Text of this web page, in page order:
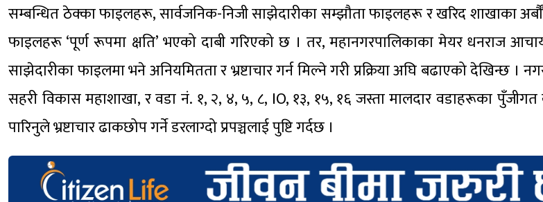
सम्बन्धित ठेक्का फाइलहरू, सार्वजनिक-निजी साझेदारीका सम्झौता फाइलहरू र खरिद शाखाका
फाइलहरू ‘पूर्ण रूपमा क्षति’ भएको दाबी गरिएको छ । तर, महानगरपालिकाका मेयर धनराज
साझेदारीका फाइलमा भने अनियमितता र भ्रष्टाचार गर्न मिल्ने गरी प्रक्रिया अघि बढाएको देखिन्छ ।
सहरी विकास महाशाखा, र वडा नं. १, २, ४, ५, ८, IO, १३, १५, १६ जस्ता मालदार वडाहरूका पुँजीगत
पारिनुले भ्रष्टाचार ढाकछोप गर्ने डरलाग्दो प्रपञ्चलाई पुष्टि गर्दछ ।